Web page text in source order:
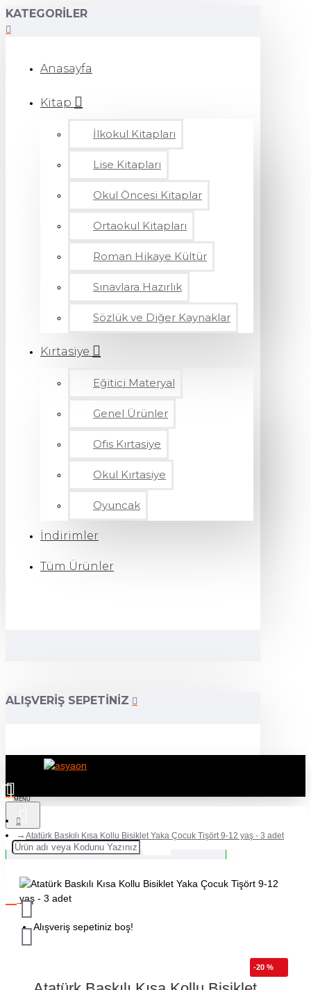
KATEGORILER
Anasayfa
Kitap
İlkokul Kitapları
Lise Kitapları
Okul Öncesi Kitaplar
Ortaokul Kitapları
Roman Hikaye Kültür
Sınavlara Hazırlık
Sözlük ve Diğer Kaynaklar
Kırtasiye
Eğitici Materyal
Genel Ürünler
Ofis Kırtasiye
Okul Kırtasiye
Oyuncak
İndirimler
Tüm Ürünler
ALIŞVERIŞ SEPETINIZ
Alışveriş sepetiniz boş!
Atatürk Baskılı Kısa Kollu Bisiklet Yaka Çocuk Tişört 9-12 yaş - 3 adet
-20 %